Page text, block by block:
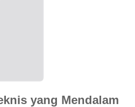
yang Mendalam